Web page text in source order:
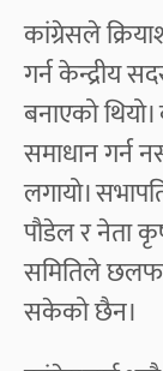
कांग्रेसले
गर्न केन्द्रीय
बनाएको
समाधान गर्न
लगायो।
पौडेल र नेता
समितिले
सकेको छैन।